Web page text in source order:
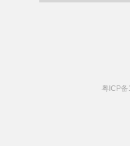
粤ICP